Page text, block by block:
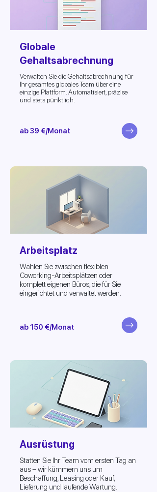
Globale
Gehaltsabrechnung
Verwalten Sie die Gehaltsabrechnung für
Ihr gesamtes globales Team über eine
einzige Plattform. Automatisiert, präzise
und stets pünktlich.
ab 39 €/Monat
Arbeitsplatz
Wählen Sie zwischen flexiblen
Coworking-Arbeitsplätzen oder
komplett eigenen Büros, die für Sie
eingerichtet und verwaltet werden.
ab 150 €/Monat
Ausrüstung
Statten Sie Ihr Team vom ersten Tag an
aus – wir kümmern uns um
Beschaffung, Leasing oder Kauf,
Lieferung und laufende Wartung.